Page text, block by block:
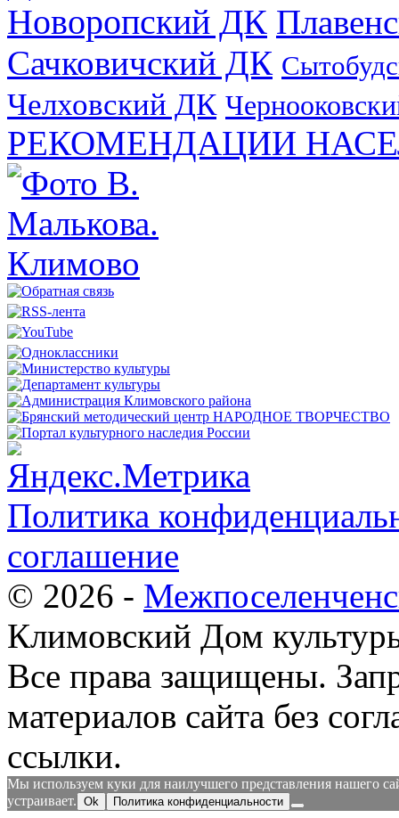
Новоропский ДК
Сачковичский ДК
Челховский ДК
РЕКОМЕНДАЦИИ
Политика
соглашение
© 2026 -
Климовский Дом
Все права защищены.
материалов сайта без
ссылки.
Мы используем куки для наилучшего представления нашего
устраивает. Ok Политика конфиденциальности